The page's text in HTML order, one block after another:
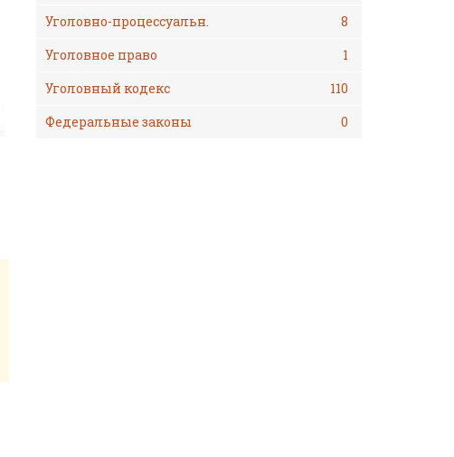
Уголовно-процессуальн.
8
Уголовное право
1
Уголовный кодекс
110
Федеральные законы
0